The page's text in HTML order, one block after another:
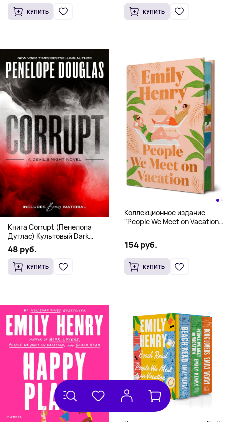
КУПИТЬ КУПИТЬ
Книга Corrupt (Пенелопа
Дуглас) Культовый Dark
Romance бестселлер (18+)
48 руб.
КУПИТЬ
Коллекционное издание
"People We Meet on Vacation"
Hardcover
154 руб.
КУПИТЬ